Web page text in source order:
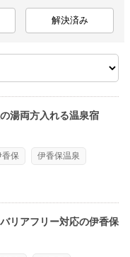
解決済み
湯両方入れる温泉宿
香保 伊香保温泉
リアフリー対応の伊香保